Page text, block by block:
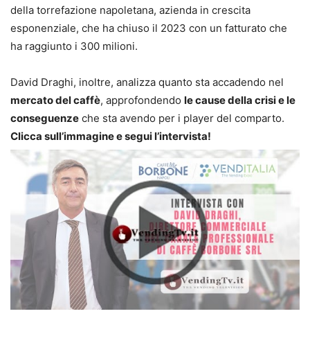
della torrefazione napoletana, azienda in crescita
esponenziale, che ha chiuso il 2023 con un fatturato che
ha raggiunto i 300 milioni.
David Draghi, inoltre, analizza quanto sta accadendo nel
mercato del caffè, approfondendo le cause della crisi e le
conseguenze che sta avendo per i player del comparto.
Clicca sull’immagine e segui l’intervista!